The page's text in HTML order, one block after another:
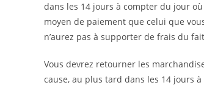
dans les 14 jours à compter du jour
moyen de paiement que celui que
n’aurez pas à supporter de frais du
Vous devrez retourner les
cause, au plus tard dans les 14 jours